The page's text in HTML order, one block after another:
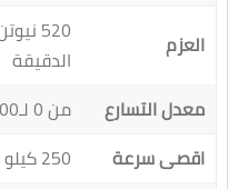
العزم
الدقيقة
معدل التسارع
من 0 لـ100 في 4.9 ثانية
اقصى سرعة
250 كيلو متر لكل ساعة